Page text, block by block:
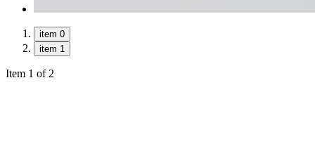
item 0
item 1
Item 1 of 2